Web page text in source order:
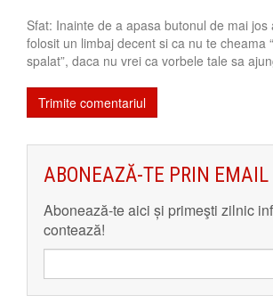
Sfat: Inainte de a apasa butonul de mai
folosit un limbaj decent si ca nu te cheama
spalat”, daca nu vrei ca vorbele tale sa
ABONEAZĂ-TE PRIN EMAIL
Abonează-te aici și primeşti zilnic
contează!